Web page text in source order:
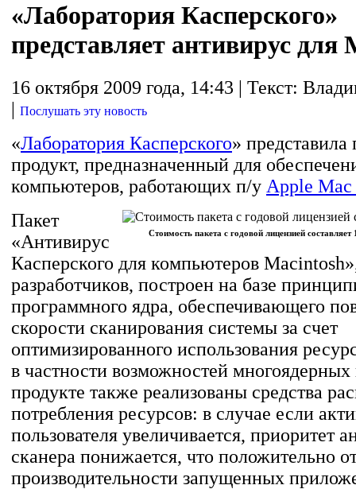
«Лаборатория Касперского»
представляет антивирус для
16 октября 2009 года, 14:43 | Текст:
| Послушать эту новость
«Лаборатория Касперского»
продукт, предназначенный для
компьютеров, работающих п/у Apple
Стоимость пакета с годовой лицензией составляет
Пакет
«Антивирус
Касперского для компьютеров
разработчиков, построен на базе
программного ядра, обеспечивающего
скорости сканирования системы за счет
оптимизированного использования
в частности возможностей
продукте также реализованы средства
потребления ресурсов: в случае если
пользователя увеличивается, приоритет
сканера понижается, что положительно
производительности запущенных